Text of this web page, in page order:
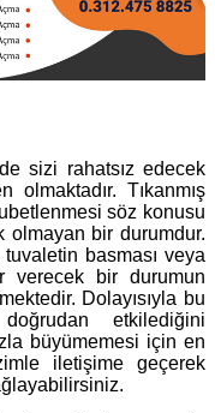
sizi rahatsız edecek
olmaktadır. Tıkanmış
söz konusu
olmayan bir durumdur.
basması veya
verecek bir durumun
Dolayısıyla bu
etkilediğini
büyümemesi için en
iletişime geçerek